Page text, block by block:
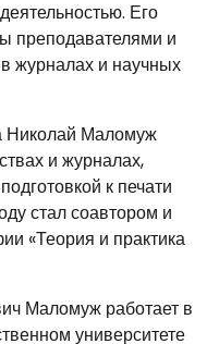
Его
преподавателями и
журналах и научных
Николай Маломуж
и журналах,
к печати
стал соавтором и
«Теория и практика
Маломуж работает в
университете